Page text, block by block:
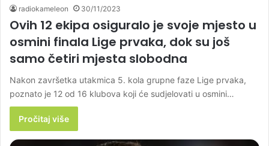
radiokameleon 30/11/2023
Ovih 12 ekipa osiguralo je svoje mjesto u
osmini finala Lige prvaka, dok su još
samo četiri mjesta slobodna
Nakon završetka utakmica 5. kola grupne faze Lige prvaka,
poznato je 12 od 16 klubova koji će sudjelovati u osmini…
Pročitaj više